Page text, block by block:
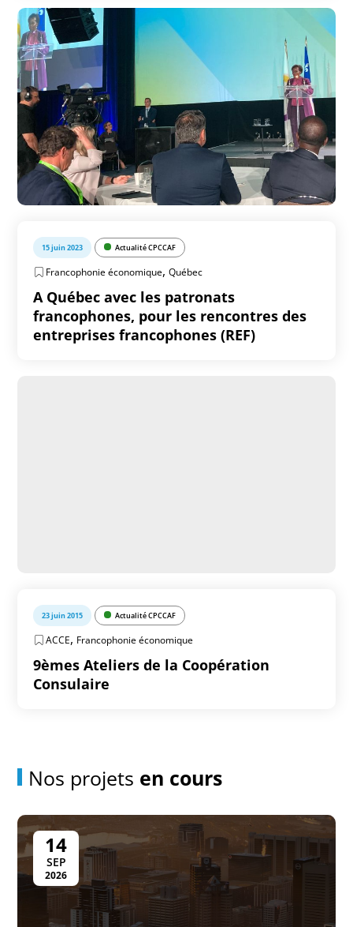
15 juin 2023 Actualité CPCCAF
Francophonie économique,Québec
A Québec avec les patronats
francophones, pour les rencontres des
entreprises francophones (REF)
23 juin 2015 Actualité CPCCAF
ACCE, Francophonie économique
9èmes Ateliers de la Coopération
Consulaire
Nos projets en cours
14
SEP
2026